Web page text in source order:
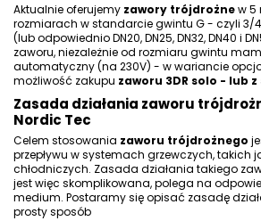
Aktualnie oferujemy zawory trójdrożnew 5
rozmiarach w standarcie gwintu G - czyli 3/4",
(lub odpowiednio DN20, DN25, DN32, DN40 i
zaworu, niezależnie od rozmiaru gwintu
automatyczny (na 230V) - w wariancie
możliwość zakupu zaworu 3DR solo - lub
Zasada działania zaworu
Nordic Tec
Celem stosowania zaworu trójdrożnego
przepływu w systemach grzewczych, takich
chłodniczych. Zasada działania takiego
jest więc skomplikowana, polega na
medium. Postaramy się opisać zasadę
prosty sposób